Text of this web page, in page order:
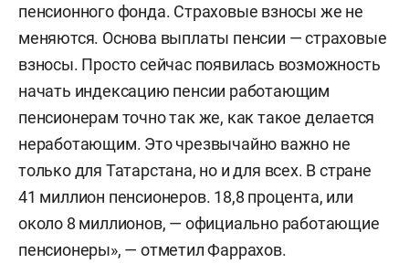
«Наверное, это не совсем справедливо,
поскольку после выхода на пенсию человек,
которому начисляют сегодня и пенсию, и
зарплату, будет получать повышенную пенсию с
учетом тех надбавок, которые приняли в период
его работы», — отмечал Силуанов. Также он
добавлял, что пенсия должна компенсировать
утраченный заработок, а если пенсионер
работает, то он не теряет свой доход. «Поэтому
здесь вопрос даже не в деньгах, наверное, а в
пенсионного фонда. Страховые взносы же не
меняются. Основа выплаты пенсии — страховые
взносы. Просто сейчас появилась возможность
начать индексацию пенсии работающим
пенсионерам точно так же, как такое делается
неработающим. Это чрезвычайно важно не
только для Татарстана, но и для всех. В стране
41 миллион пенсионеров. 18,8 процента, или
около 8 миллионов, — официально работающие
пенсионеры», — отметил Фаррахов.